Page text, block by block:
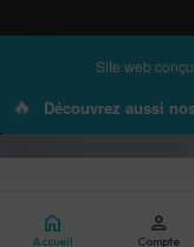
Site web
🔥 Découvrez aussi
home
Accueil
person
Compte